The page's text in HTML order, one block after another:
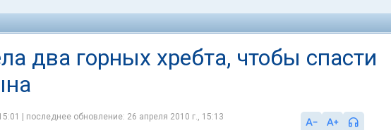
два горных хребта, чтобы спасти
| последнее обновление: 26 апреля 2010 г., 15:13